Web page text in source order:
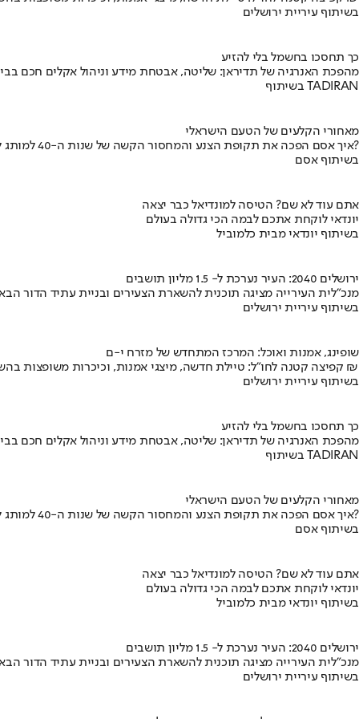
בשיתוף עיריית ירושלים
כך תחסכו בחשמל בלי להזיע
מהפכת האנרגיה של תדיראן: שליטה, אבטחת מידע וניהול אקלים חכם
בשיתוף TADIRAN
מאחורי הקלעים של הטעם הישראלי
איך אסם הפכה את תקופת הצנע והמחסור הקשה של שנות ה-40 למותג לאומי?
בשיתוף אסם
אתם עוד לא שם? הטיסה למונדיאל כבר יצאה
יונדאי לוקחת אתכם לבמה הכי גדולה בעולם
בשיתוף יונדאי מבית כלמוביל
ירושלים 2040: העיר נערכת ל- 1.5 מליון תושבים
מנכ"לית העירייה מציגה תוכנית להשארת הצעירים ובניית עתיד הדור
בשיתוף עיריית ירושלים
שופינג, אמנות ואוכל: המרכז המתחדש של מזרח י-ם
קפיצה קטנה לחו"ל: טיילת חדשה, מיצגי אמנות, וכיכרות משופצות בהשקעה של 100 מיליון ₪
בשיתוף עיריית ירושלים
כך תחסכו בחשמל בלי להזיע
מהפכת האנרגיה של תדיראן: שליטה, אבטחת מידע וניהול אקלים חכם
בשיתוף TADIRAN
מאחורי הקלעים של הטעם הישראלי
איך אסם הפכה את תקופת הצנע והמחסור הקשה של שנות ה-40 למותג לאומי?
בשיתוף אסם
אתם עוד לא שם? הטיסה למונדיאל כבר יצאה
יונדאי לוקחת אתכם לבמה הכי גדולה בעולם
בשיתוף יונדאי מבית כלמוביל
ירושלים 2040: העיר נערכת ל- 1.5 מליון תושבים
מנכ"לית העירייה מציגה תוכנית להשארת הצעירים ובניית עתיד הדור
בשיתוף עיריית ירושלים